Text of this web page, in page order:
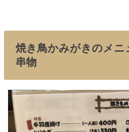
焼き鳥かみがきのメニ
串物